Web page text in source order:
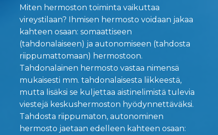
Miten hermoston toiminta vaikuttaa
vireystilaan? Ihmisen hermosto voidaan jakaa
kahteen osaan: somaattiseen
(tahdonalaiseen) ja autonomiseen (tahdosta
riippumattomaan) hermostoon.
Tahdonalainen hermosto vastaa nimensä
mukaisesti mm. tahdonalaisesta liikkeestä,
mutta lisäksi se kuljettaa aistinelimistä tulevia
viestejä keskushermoston hyödynnettäväksi.
Tahdosta riippumaton, autonominen
hermosto jaetaan edelleen kahteen osaan: